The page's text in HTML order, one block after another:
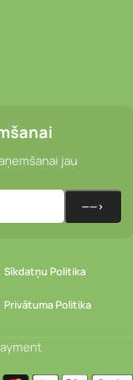
jau
Sīkdatņu Politika
Privātuma Politika